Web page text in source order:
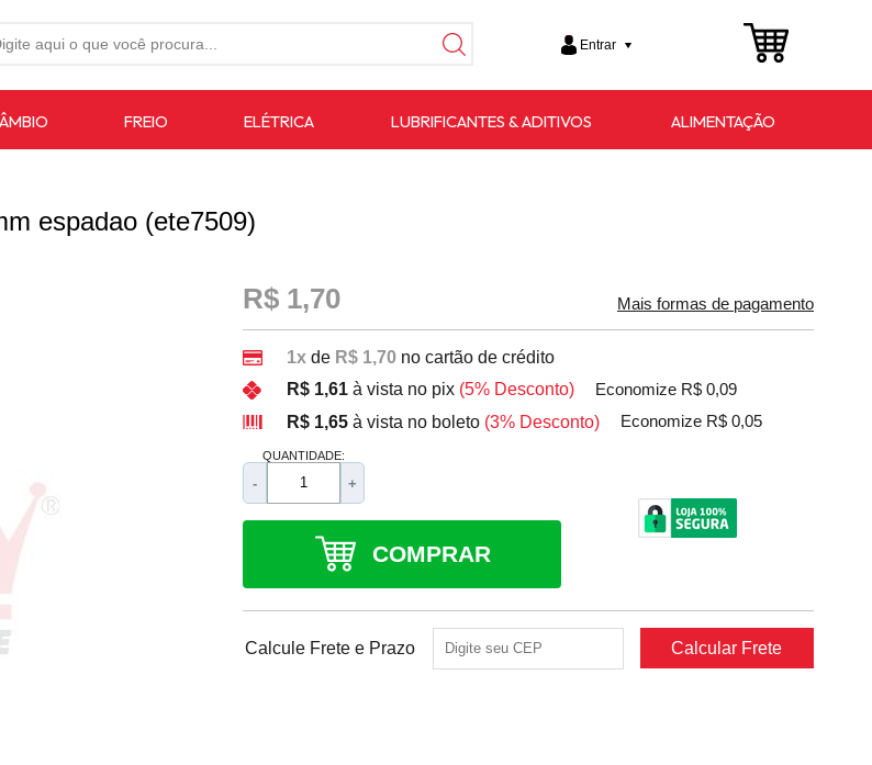
Entrar
FREIO ELÉTRICA LUBRIFICANTES & ADITIVOS ALIMENTAÇÃO
espadao (ete7509)
R$ 1,70 Mais formas de pagamento
1x de R$ 1,70 no cartão de crédito
R$ 1,61à vista no pix (5% Desconto) Economize R$ 0,09
R$ 1,65à vista no boleto (3% Desconto) Economize R$ 0,05
QUANTIDADE:
- +
COMPRAR
Calcule Frete e Prazo